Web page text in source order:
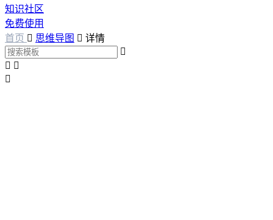
知识社区
免费使用
首页  思维导图  详情

 
